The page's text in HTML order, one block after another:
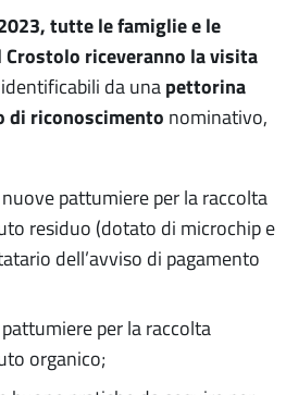
tutte le famiglie e le
Crostolo riceveranno la visita
identificabili da una pettorina
di riconoscimento nominativo,
pattumiere per la raccolta
residuo (dotato di microchip e
dell’avviso di pagamento
per la raccolta
organico;